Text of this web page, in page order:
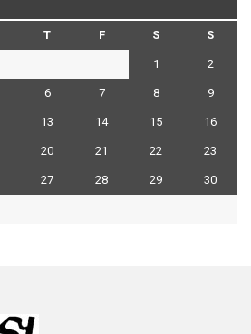
T F S S
1 2
6 7 8 9
13 14 15 16
20 21 22 23
27 28 29 30